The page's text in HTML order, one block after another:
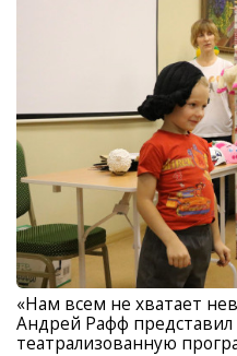
«Нам всем не хватает
Андрей Рафф
театрализованную